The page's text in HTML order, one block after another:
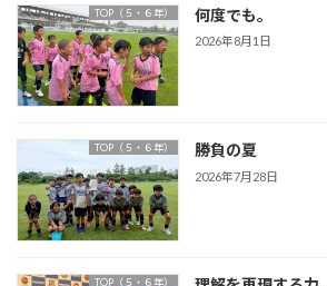
TOP（５・６年） 何度でも。
2026年8月1日
TOP（５・６年） 勝負の夏
2026年7月28日
TOP（５・６年）